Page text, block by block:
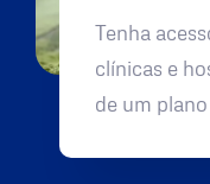
Tenha
clínicas e
de um